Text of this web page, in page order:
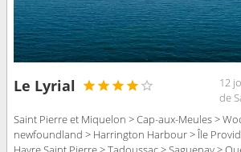
Le Lyrial
12
de
Saint Pierre et Miquelon > Cap-aux-Meules >
newfoundland > Harrington Harbour > Île